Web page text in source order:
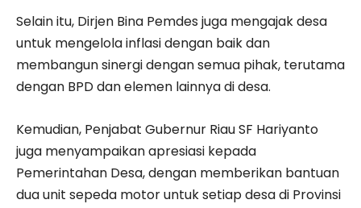
Selain itu, Dirjen Bina Pemdes juga mengajak desa
untuk mengelola inflasi dengan baik dan
membangun sinergi dengan semua pihak, terutama
dengan BPD dan elemen lainnya di desa.
Kemudian, Penjabat Gubernur Riau SF Hariyanto
juga menyampaikan apresiasi kepada
Pemerintahan Desa, dengan memberikan bantuan
dua unit sepeda motor untuk setiap desa di Provinsi